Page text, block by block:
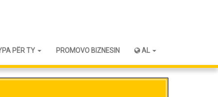
PËR TY PROMOVO BIZNESIN AL